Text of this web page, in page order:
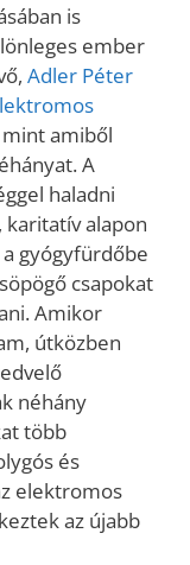
is
ember
Adler Péter
amiből
A
haladni
karitatív alapon
gyógyfürdőbe
csapokat
Amikor
útközben
néhány
több
és
elektromos
az újabb